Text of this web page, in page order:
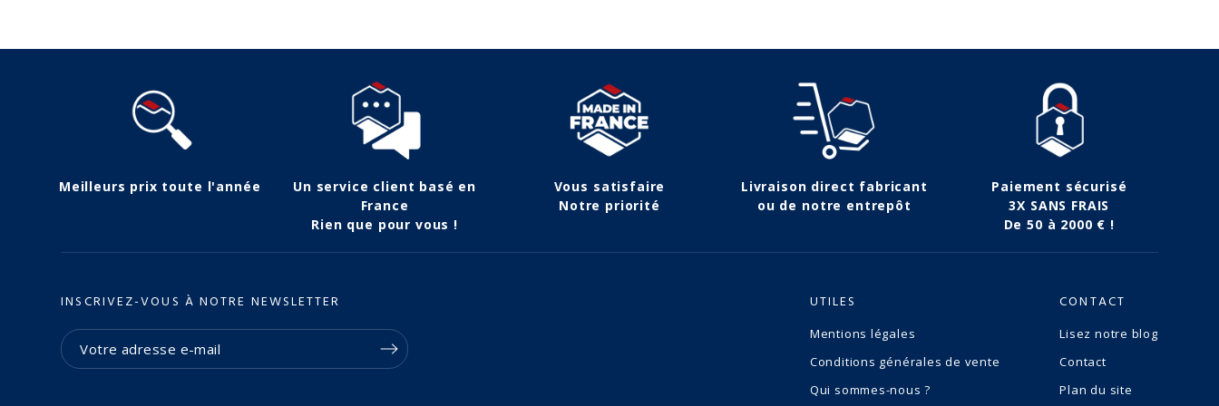
Meilleurs prix toute l'année
Un service client basé en
France
Rien que pour vous !
Vous satisfaire
Notre priorité
Livraison direct fabricant
ou de notre entrepôt
Paiement sécurisé
3X SANS FRAIS
De 50 à 2000 € !
INSCRIVEZ-VOUS À NOTRE NEWSLETTER UTILES
Mentions légales
Conditions générales de vente
Qui sommes-nous ?
CONTACT
Lisez notre blog
Contact
Plan du site